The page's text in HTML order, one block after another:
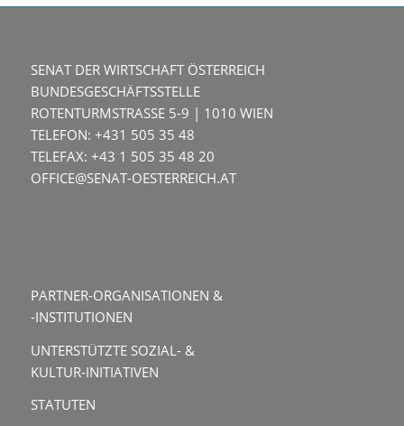
SENAT DER WIRTSCHAFT ÖSTERREICH
BUNDESGESCHÄFTSSTELLE
ROTENTURMSTRASSE 5-9 | 1010 WIEN
TELEFON: +431 505 35 48
TELEFAX: +43 1 505 35 48 20
OFFICE@SENAT-OESTERREICH.AT
PARTNER-ORGANISATIONEN &
-INSTITUTIONEN
UNTERSTÜTZTE SOZIAL- &
KULTUR-INITIATIVEN
STATUTEN